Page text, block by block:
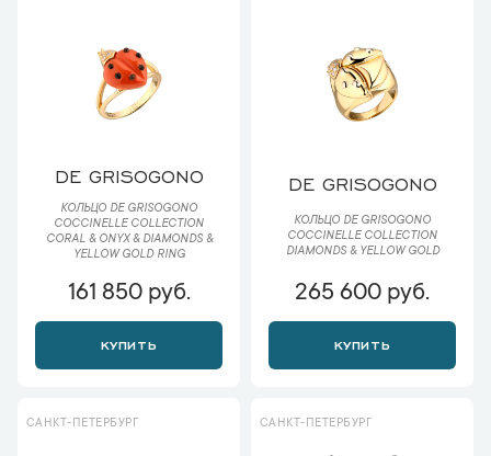
DE GRISOGONO
КОЛЬЦО DE GRISOGONO
COCCINELLE COLLECTION
CORAL & ONYX & DIAMONDS &
YELLOW GOLD RING
161 850 руб.
КУПИТЬ
DE GRISOGONO
КОЛЬЦО DE GRISOGONO
COCCINELLE COLLECTION
DIAMONDS & YELLOW GOLD
265 600 руб.
КУПИТЬ
САНКТ-ПЕТЕРБУРГ САНКТ-ПЕТЕРБУРГ